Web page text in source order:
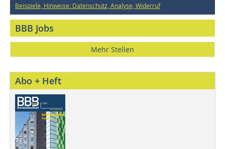
Beispiele, Hinweise: Datenschutz, Analyse, Widerruf
BBB Jobs
Mehr Stellen
Abo + Heft